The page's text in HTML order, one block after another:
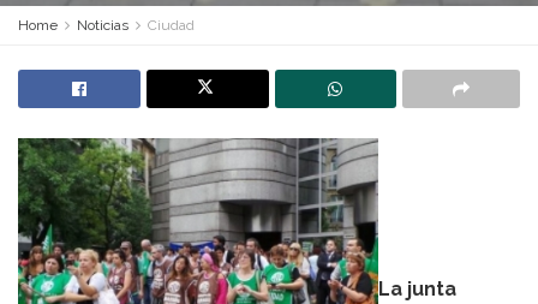
Home Noticias Ciudad
La junta